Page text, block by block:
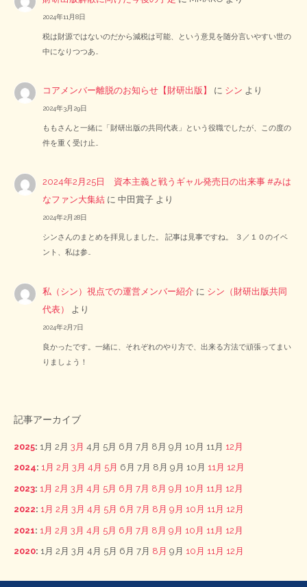
2024年11月8日
税は財源ではないのだから減税は可能、という意見を随分言いやすい世の
中になりつつあ…
コアメンバー離脱のお知らせ【財研出版】 に シン より
2024年3月29日
ももさんと一緒に「財研出版の共同代表」という役職でしたが、この度の
件を重く受け止…
2024年2月25日 資本主義と戦うギャル発売日の出来事 #みは
なファン大集結 に中田賞子 より
2024年2月28日
シンさんのまとめを拝見しました。 記事は見事ですね。 ３／１０のイベ
ント、私は参…
私（シン）視点での運営メンバー紹介 に シン（財研出版共同
代表）
より
2024年2月7日
良かったです。一緒に、それぞれのやり方で、出来る方法で頑張ってまい
りましょう！
記事アーカイブ
2025: 1月 2月 3月 4月 5月 6月 7月 8月 9月 10月 11月 12月
2024: 1月 2月 3月 4月 5月 6月 7月 8月 9月 10月 11月 12月
2023: 1月 2月 3月 4月 5月 6月 7月 8月 9月 10月 11月 12月
2022: 1月 2月 3月 4月 5月 6月 7月 8月 9月 10月 11月 12月
2021: 1月 2月 3月 4月 5月 6月 7月 8月 9月 10月 11月 12月
2020: 1月 2月 3月 4月 5月 6月 7月 8月 9月 10月 11月 12月